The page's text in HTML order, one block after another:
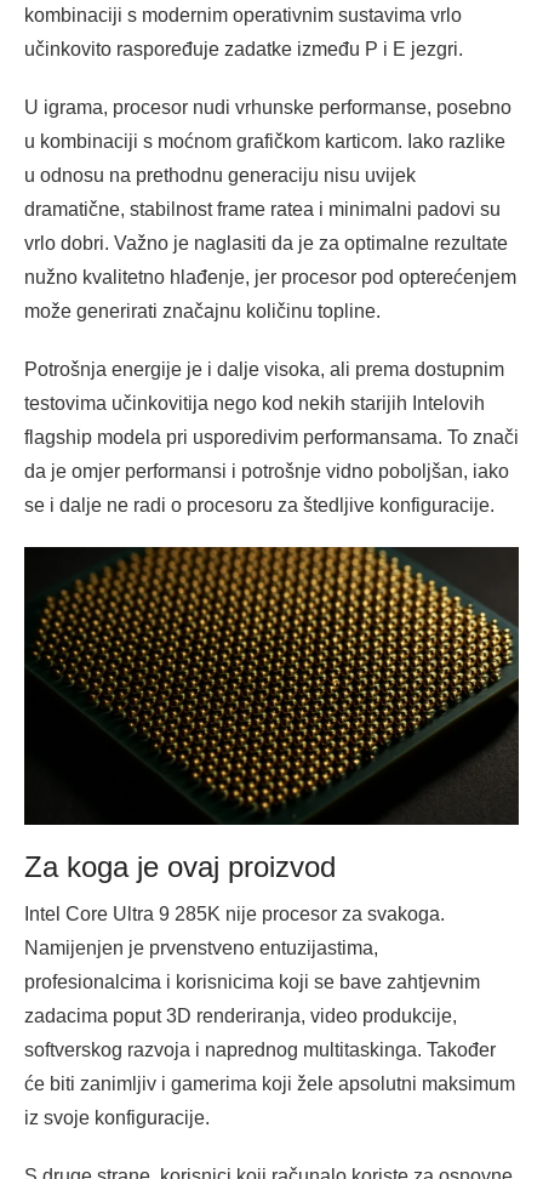
kombinaciji s modernim operativnim sustavima vrlo
učinkovito raspoređuje zadatke između P i E jezgri.
U igrama, procesor nudi vrhunske performanse, posebno
u kombinaciji s moćnom grafičkom karticom. Iako razlike
u odnosu na prethodnu generaciju nisu uvijek
dramatične, stabilnost frame ratea i minimalni padovi su
vrlo dobri. Važno je naglasiti da je za optimalne rezultate
nužno kvalitetno hlađenje, jer procesor pod opterećenjem
može generirati značajnu količinu topline.
Potrošnja energije je i dalje visoka, ali prema dostupnim
testovima učinkovitija nego kod nekih starijih Intelovih
flagship modela pri usporedivim performansama. To znači
da je omjer performansi i potrošnje vidno poboljšan, iako
se i dalje ne radi o procesoru za štedljive konfiguracije.
Za koga je ovaj proizvod
Intel Core Ultra 9 285K nije procesor za svakoga.
Namijenjen je prvenstveno entuzijastima,
profesionalcima i korisnicima koji se bave zahtjevnim
zadacima poput 3D renderiranja, video produkcije,
softverskog razvoja i naprednog multitaskinga. Također
će biti zanimljiv i gamerima koji žele apsolutni maksimum
iz svoje konfiguracije.